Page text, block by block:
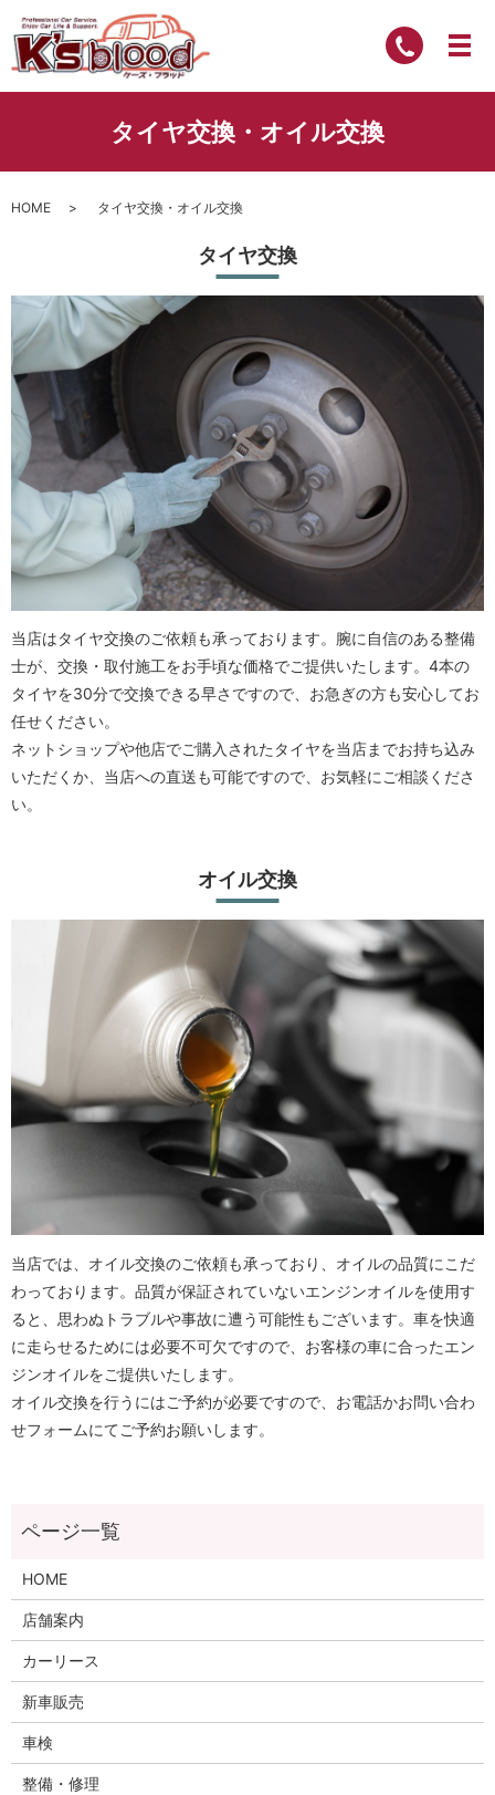
タイヤ交換・オイル交換
HOME タイヤ交換・オイル交換
タイヤ交換
当店はタイヤ交換のご依頼も承っております。腕に自信のある整備
士が、交換・取付施工をお手頃な価格でご提供いたします。4本の
タイヤを30分で交換できる早さですので、お急ぎの方も安心してお
任せください。
ネットショップや他店でご購入されたタイヤを当店までお持ち込み
いただくか、当店への直送も可能ですので、お気軽にご相談くださ
い。
オイル交換
当店では、オイル交換のご依頼も承っており、オイルの品質にこだ
わっております。品質が保証されていないエンジンオイルを使用す
ると、思わぬトラブルや事故に遭う可能性もございます。車を快適
に走らせるためには必要不可欠ですので、お客様の車に合ったエン
ジンオイルをご提供いたします。
オイル交換を行うにはご予約が必要ですので、お電話かお問い合わ
せフォームにてご予約お願いします。
HOME
店舗案内
カーリース
新車販売
車検
整備・修理